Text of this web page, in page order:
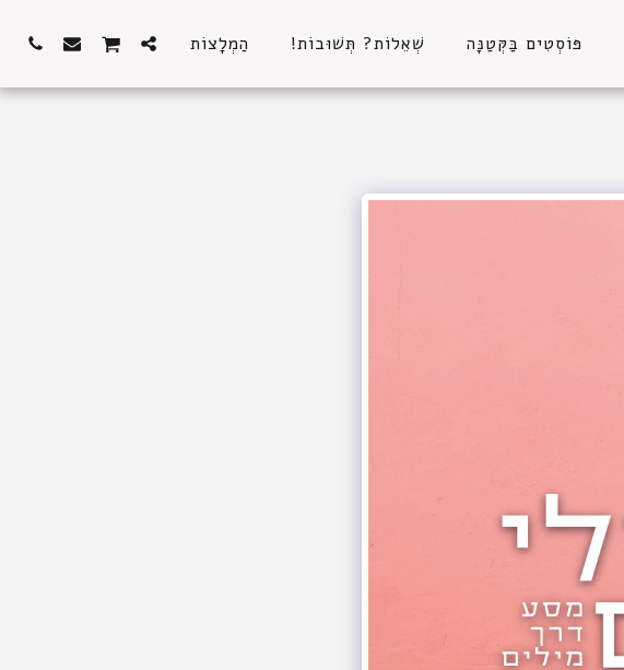
פּוֹסְטִים בַּקְּטַנָּה שְׁאֵלוֹת? תְּשׁוּבוֹת! הַמְלָצוֹת